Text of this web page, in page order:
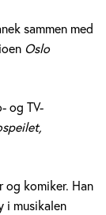
sammen med
Oslo
og TV-
og komiker. Han
i musikalen